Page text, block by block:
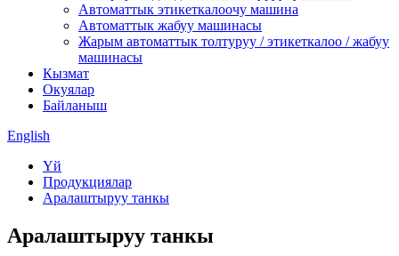
Автоматтык этикеткалоочу машина
Автоматтык жабуу машинасы
Жарым автоматтык толтуруу / этикеткалоо / жабуу
машинасы
Кызмат
Окуялар
Байланыш
English
Үй
Продукциялар
Аралаштыруу танкы
Аралаштыруу танкы